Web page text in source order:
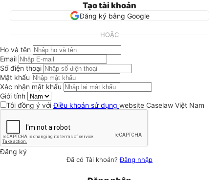
Tạo tài khoản
Đăng ký bằng Google
HOẶC
Họ và tên
Email
Số điện thoại
Mật khẩu
Xác nhận mật khẩu
Giới tính
Tôi đồng ý vớiĐiều khoản sử dụng website Caselaw Việt Nam
Đăng ký
Đã có Tài khoản?Đăng nhập